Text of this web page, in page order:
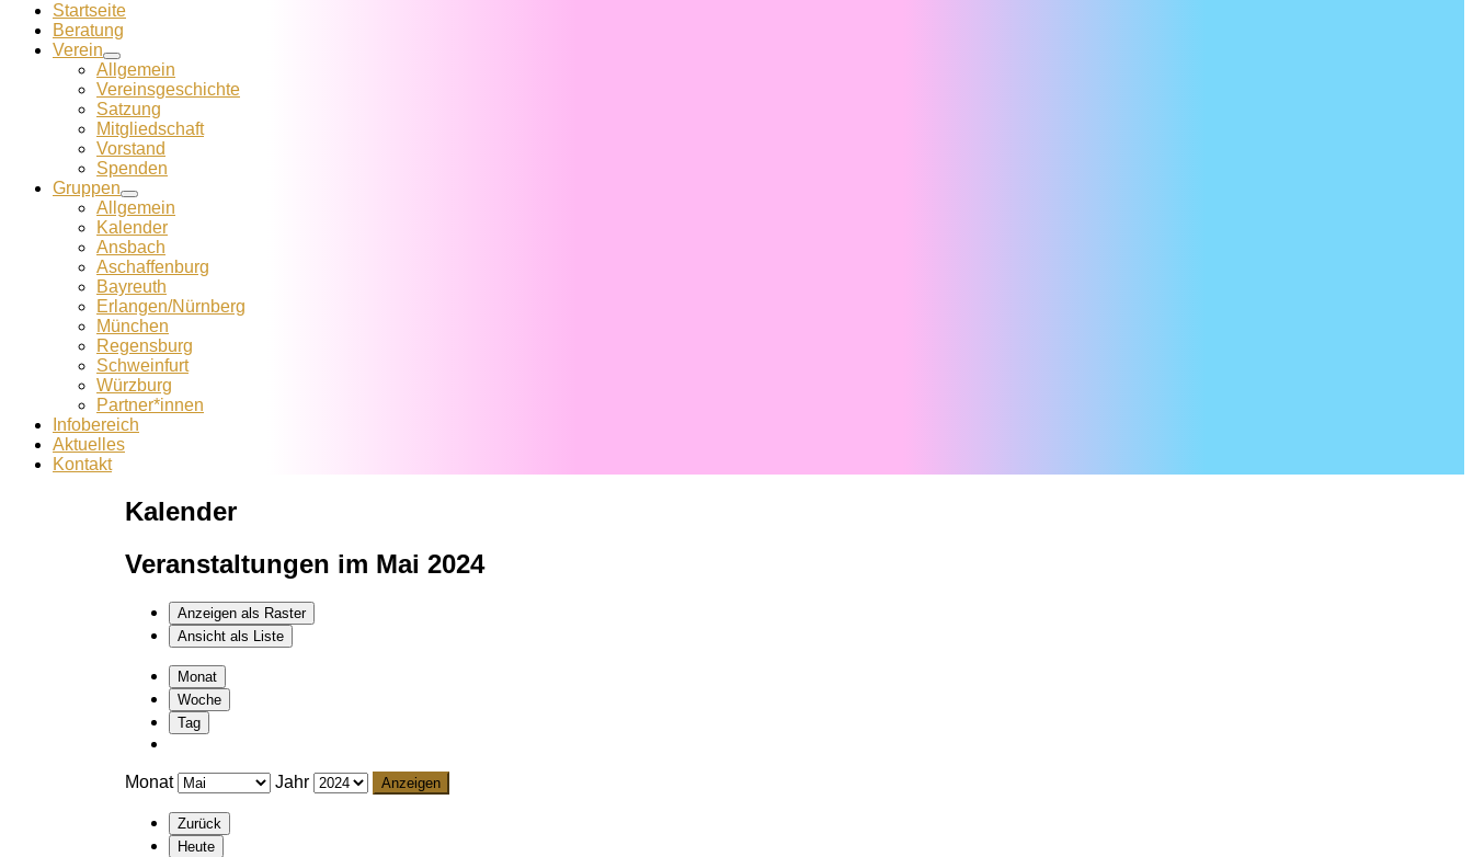
Startseite
Beratung
Verein
Allgemein
Vereins­geschichte
Satzung
Mitglied­schaft
Vorstand
Spenden
Gruppen
Allgemein
Kalender
Ansbach
Aschaffenburg
Bayreuth
Erlangen/Nürnberg
München
Regensburg
Schweinfurt
Würzburg
Partner*innen
Infobereich
Aktuelles
Kontakt
Kalender
Veranstaltungen im Mai 2024
Anzeigen als Raster
Ansicht als Liste
Monat
Woche
Tag
Monat Jahr
Zurück
Heute